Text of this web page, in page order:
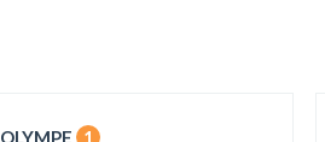
OLYMPE
1